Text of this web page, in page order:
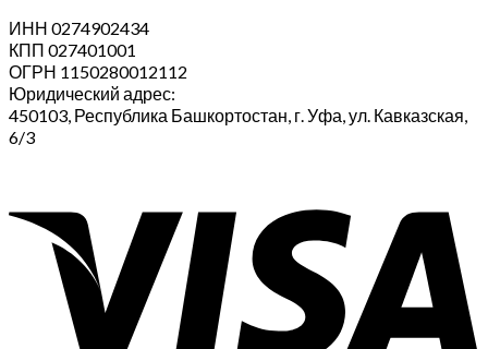
ИНН 0274902434
КПП 027401001
ОГРН 1150280012112
Юридический адрес:
450103, Республика Башкортостан, г. Уфа, ул. Кавказская,
6/3